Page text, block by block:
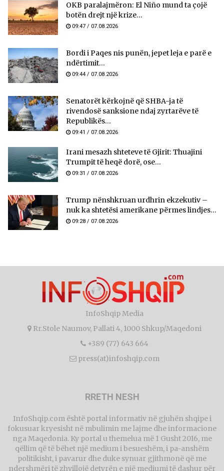
OKB paralajmëron: El Niño mund ta çojë
botën drejt një krize...
09:47 / 07.08.2026
Bordi i Paqes nis punën, jepet leja e parë e
ndërtimit...
09:44 / 07.08.2026
Senatorët kërkojnë që SHBA-ja të
rivendosë sanksione ndaj zyrtarëve të
Republikës...
09:41 / 07.08.2026
Irani mesazh shteteve të Gjirit: Thuajini
Trumpit të heqë dorë, ose...
09:31 / 07.08.2026
Trump nënshkruan urdhrin ekzekutiv –
nuk ka shtetësi amerikane përmes lindjes...
09:28 / 07.08.2026
InfoShqip Media
Rr.Stole Naumov, Pallati 4, 1000 Shkup/Maqedoni
+389 (77) 643 664
press(at)infoshqip.com
RRETH NESH
InfoShqip.com është portal informativ në gjuhën shqipe i
fokusuar kryesisht në mbulimin me lajme dhe informacione
nga Maqedonia. Ky portal u themelua më 1 Gusht 2016, me
qëllim që të bëhet një medium i besueshëm, i pa-anshëm
politikisht, i pavarur dhe duke synuar gjithmonë që me
ndershmëri të zhvillojë detyrën e një mediumi të dashur për